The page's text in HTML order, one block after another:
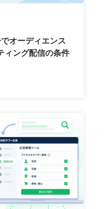
オーディエンス
ィング配信の条件